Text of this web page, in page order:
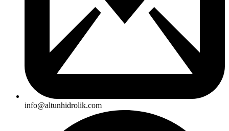
info@altunhidrolik.com